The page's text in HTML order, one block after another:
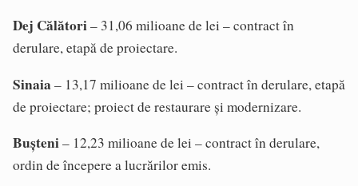
Dej Călători– 31,06 milioane de lei – contract în
derulare, etapă de proiectare.
Sinaia – 13,17 milioane de lei – contract în derulare, etapă
de proiectare; proiect de restaurare și modernizare.
Bușteni– 12,23 milioane de lei – contract în derulare,
ordin de începere a lucrărilor emis.